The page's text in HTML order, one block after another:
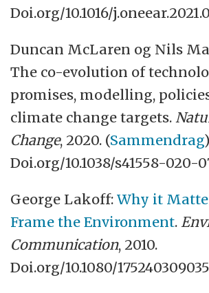
Doi.org/10.1016/
Duncan McLaren og Nils
The co-evolution of
promises, modelling,
climate change targets.
Change, 2020. (Sammendrag)
Doi.org/10.1038/s41558-020-
George Lakoff:Why it
Frame the Environment.
Communication, 2010.
Doi.org/10.1080/